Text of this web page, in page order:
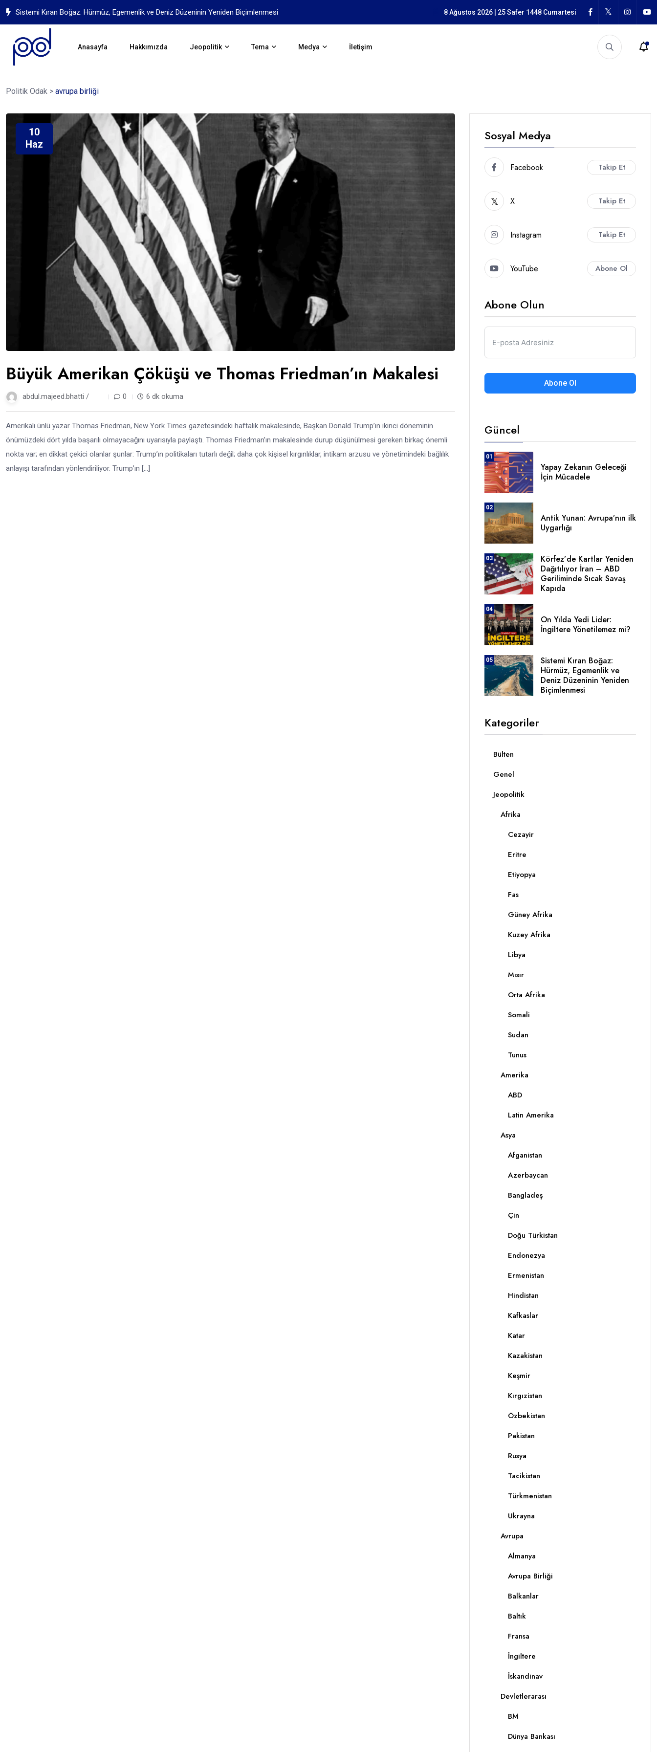
Sistemi Kıran Boğaz: Hürmüz, Egemenlik ve Deniz Düzeninin Yeniden Biçimlenmesi Yapay Zekanın Geleceği İçin Mücadele8 Ağustos 2026 | 25 Safer 1448 Cumartesi
Anasayfa Hakkımızda Jeopolitik Tema Medya İletişim
Politik Odak > avrupa birliği
10
Haz
Büyük Amerikan Çöküşü ve Thomas Friedman’ın Makalesi
abdul.majeed.bhatti / 0 6 dk okuma
Amerikalı ünlü yazar Thomas Friedman, New York Times gazetesindeki haftalık makalesinde, Başkan Donald Trump’ın ikinci döneminin
önümüzdeki dört yılda başarılı olmayacağını uyarısıyla paylaştı. Thomas Friedman’ın makalesinde durup düşünülmesi gereken birkaç önemli
nokta var; en dikkat çekici olanlar şunlar: Trump’ın politikaları tutarlı değil; daha çok kişisel kırgınlıklar, intikam arzusu ve yönetimindeki bağlılık
anlayışı tarafından yönlendiriliyor. Trump’ın […]
Sosyal Medya
Facebook Takip Et
X Takip Et
Instagram Takip Et
YouTube Abone Ol
Abone Olun
Abone Ol
Güncel
01
Yapay Zekanın Geleceği
İçin Mücadele
02
Antik Yunan: Avrupa’nın ilk
Uygarlığı
03
Körfez’de Kartlar Yeniden
Dağıtılıyor İran – ABD
Geriliminde Sıcak Savaş
Kapıda
04
On Yılda Yedi Lider:
İngiltere Yönetilemez mi?
05
Sistemi Kıran Boğaz:
Hürmüz, Egemenlik ve
Deniz Düzeninin Yeniden
Biçimlenmesi
Kategoriler
Bülten
Genel
Jeopolitik
Afrika
Cezayir
Eritre
Etiyopya
Fas
Güney Afrika
Kuzey Afrika
Libya
Mısır
Orta Afrika
Somali
Sudan
Tunus
Amerika
ABD
Latin Amerika
Asya
Afganistan
Azerbaycan
Bangladeş
Çin
Doğu Türkistan
Endonezya
Ermenistan
Hindistan
Kafkaslar
Katar
Kazakistan
Keşmir
Kırgızistan
Özbekistan
Pakistan
Rusya
Tacikistan
Türkmenistan
Ukrayna
Avrupa
Almanya
Avrupa Birliği
Balkanlar
Baltık
Fransa
İngiltere
İskandinav
Devletlerarası
BM
Dünya Bankası